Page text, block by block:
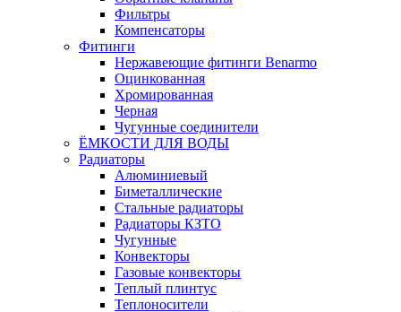
Фильтры
Компенсаторы
Фитинги
Нержавеющие фитинги Benarmo
Оцинкованная
Хромированная
Черная
Чугунные соединители
ЁМКОСТИ ДЛЯ ВОДЫ
Радиаторы
Алюминиевый
Биметаллические
Стальные радиаторы
Радиаторы КЗТО
Чугунные
Конвекторы
Газовые конвекторы
Теплый плинтус
Теплоносители